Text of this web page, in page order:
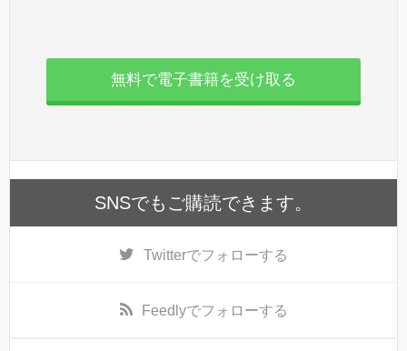
無料で電子書籍を受け取る
SNSでもご購読できます。
Twitterでフォローする
Feedlyでフォローする